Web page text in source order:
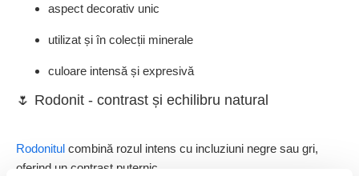
aspect decorativ unic
utilizat și în colecții minerale
culoare intensă și expresivă
🌷 Rodonit - contrast și echilibru natural
Rodonitul combină rozul intens cu incluziuni negre sau gri,
oferind un contrast puternic.